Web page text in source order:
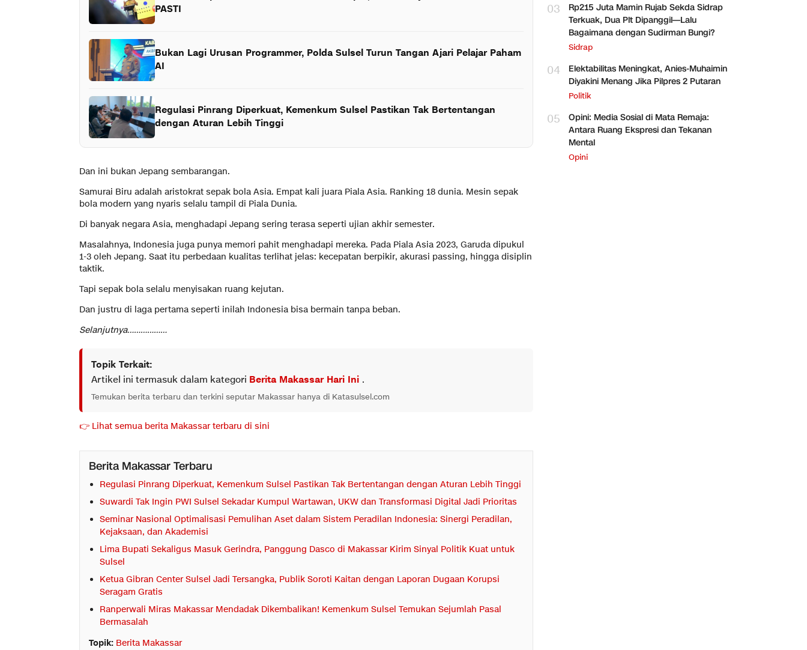
PASTI
Bukan Lagi Urusan Programmer, Polda Sulsel Turun Tangan Ajari Pelajar Paham
AI
Regulasi Pinrang Diperkuat, Kemenkum Sulsel Pastikan Tak Bertentangan
dengan Aturan Lebih Tinggi
Dan ini bukan Jepang sembarangan.
Samurai Biru adalah aristokrat sepak bola Asia. Empat kali juara Piala Asia. Ranking 18 dunia. Mesin sepak
bola modern yang nyaris selalu tampil di Piala Dunia.
Di banyak negara Asia, menghadapi Jepang sering terasa seperti ujian akhir semester.
Masalahnya, Indonesia juga punya memori pahit menghadapi mereka. Pada Piala Asia 2023, Garuda dipukul
1-3 oleh Jepang. Saat itu perbedaan kualitas terlihat jelas: kecepatan berpikir, akurasi passing, hingga disiplin
taktik.
Tapi sepak bola selalu menyisakan ruang kejutan.
Dan justru di laga pertama seperti inilah Indonesia bisa bermain tanpa beban.
Selanjutnya………………
Topik Terkait:
Artikel ini termasuk dalam kategori Berita Makassar Hari Ini .
Temukan berita terbaru dan terkini seputar Makassar hanya di Katasulsel.com
👉 Lihat semua berita Makassar terbaru di sini
Berita Makassar Terbaru
Regulasi Pinrang Diperkuat, Kemenkum Sulsel Pastikan Tak Bertentangan dengan Aturan Lebih Tinggi
Suwardi Tak Ingin PWI Sulsel Sekadar Kumpul Wartawan, UKW dan Transformasi Digital Jadi Prioritas
Seminar Nasional Optimalisasi Pemulihan Aset dalam Sistem Peradilan Indonesia: Sinergi Peradilan,
Kejaksaan, dan Akademisi
Lima Bupati Sekaligus Masuk Gerindra, Panggung Dasco di Makassar Kirim Sinyal Politik Kuat untuk
Sulsel
Ketua Gibran Center Sulsel Jadi Tersangka, Publik Soroti Kaitan dengan Laporan Dugaan Korupsi
Seragam Gratis
Ranperwali Miras Makassar Mendadak Dikembalikan! Kemenkum Sulsel Temukan Sejumlah Pasal
Bermasalah
Topik: Berita Makassar
03
Rp215 Juta Mamin Rujab Sekda Sidrap
Terkuak, Dua Plt Dipanggil—Lalu
Bagaimana dengan Sudirman Bungi?
Sidrap
04
Elektabilitas Meningkat, Anies-Muhaimin
Diyakini Menang Jika Pilpres 2 Putaran
Politik
05
Opini: Media Sosial di Mata Remaja:
Antara Ruang Ekspresi dan Tekanan
Mental
Opini